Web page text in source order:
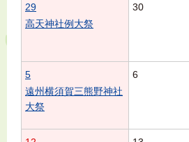
29
高天神社例大祭
30
5
遠州横須賀三熊野神社
大祭
6